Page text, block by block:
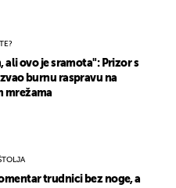
ali ovo je sramota": Prizor s
burnu raspravu na
mrežama
trudnici bez noge, a